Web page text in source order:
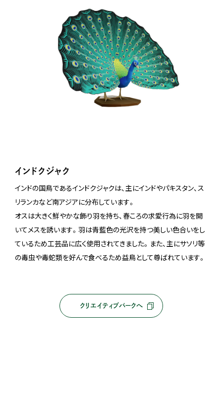
インドクジャク
インドの国鳥であるインドクジャクは、主にインドやパキスタン、ス
リランカなど南アジアに分布しています。
オスは大きく鮮やかな飾り羽を持ち、春ころの求愛行為に羽を開
いてメスを誘います。羽は青藍色の光沢を持つ美しい色合いをし
ているため工芸品に広く使用されてきました。また、主にサソリ等
の毒虫や毒蛇類を好んで食べるため益鳥として尊ばれています。
クリエイティブパークへ